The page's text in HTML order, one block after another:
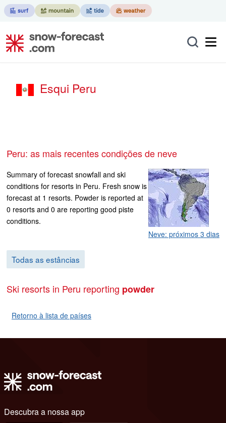
Esqui Peru
Peru: as mais recentes condições de neve
Neve: próximos 3 dias
Summary of forecast snowfall and ski
conditions for resorts in Peru. Fresh snow is
forecast at 1 resorts. Powder is reported at
0 resorts and 0 are reporting good piste
conditions.
Todas as estâncias
Ski resorts in Peru reporting powder
Retorno à lista de países
Descubra a nossa app